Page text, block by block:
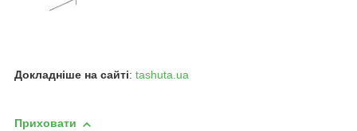
Докладніше на сайті: tashuta.ua
Приховати